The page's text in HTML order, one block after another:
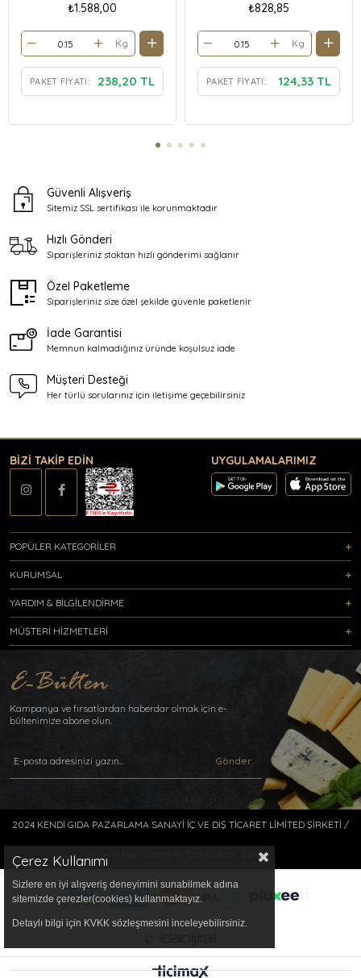
₺1.588,00
Kg
PAKET FIYATI: 238,20 TL
₺828,85
Kg
PAKET FIYATI: 124,33 TL
Güvenli Alışveriş
Sitemiz SSL sertifikası ile korunmaktadır
Hızlı Gönderi
Siparişleriniz stoktan hızlı gönderimi sağlanır
Özel Paketleme
Siparişleriniz size özel şekilde güvenle paketlenir
İade Garantisi
Memnun kalmadığınız üründe koşulsuz iade
Müşteri Desteği
Her türlü sorularınız için iletişime geçebilirsiniz
BİZİ TAKİP EDİN UYGULAMALARIMIZ
POPÜLER KATEGORİLER
KURUMSAL
YARDIM & BİLGİLENDİRME
MÜŞTERİ HİZMETLERİ
Kampanya ve fırsatlardan haberdar olmak için e-
bültenimize abone olun.
Gönder
2024 KENDİ GIDA PAZARLAMA SANAYİ İÇ VE DIŞ TİCARET LİMİTED ŞİRKETİ /
Gönenli Peynircmm © Tüm hakları saklıdır.
Çerez Kullanımı
Sizlere en iyi alışveriş deneyimini sunabilmek adına
sitemizde çerezler(cookies) kullanmaktayız.
Detaylı bilgi için KVKK sözleşmesini inceleyebilirsiniz.